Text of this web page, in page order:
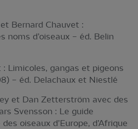
Bernard Chauvet :
noms d’oiseaux – éd. Belin
: Limicoles, gangas et pigeons
– éd. Delachaux et Niestlé
et Dan Zetterström avec des
Svensson : Le guide
oiseaux d’Europe, d’Afrique